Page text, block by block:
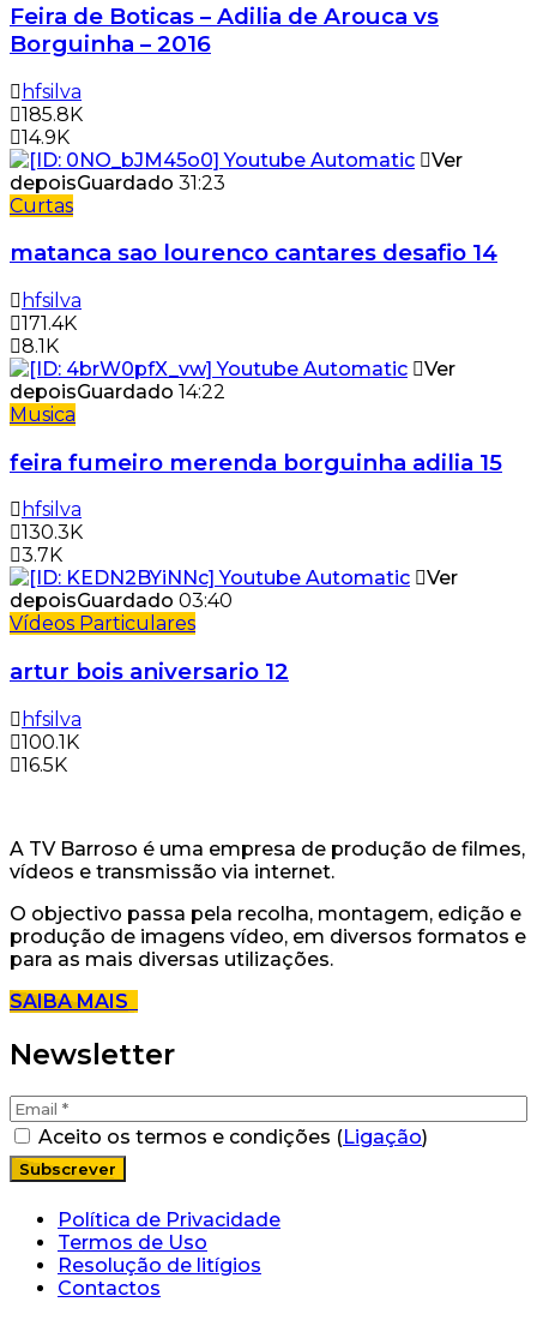
Feira de Boticas – Adilia de Arouca vs
Borguinha – 2016
hfsilva
185.8K
14.9K
Ver
depoisGuardado 31:23
Curtas
matanca sao lourenco cantares desafio 14
hfsilva
171.4K
8.1K
Ver
depoisGuardado 14:22
Musica
feira fumeiro merenda borguinha adilia 15
hfsilva
130.3K
3.7K
Ver
depoisGuardado 03:40
Vídeos Particulares
artur bois aniversario 12
hfsilva
100.1K
16.5K
A TV Barroso é uma empresa de produção de filmes,
vídeos e transmissão via internet.
O objectivo passa pela recolha, montagem, edição e
produção de imagens vídeo, em diversos formatos e
para as mais diversas utilizações.
SAIBA MAIS
Newsletter
Aceito os termos e condições (Ligação)
Política de Privacidade
Termos de Uso
Resolução de litígios
Contactos